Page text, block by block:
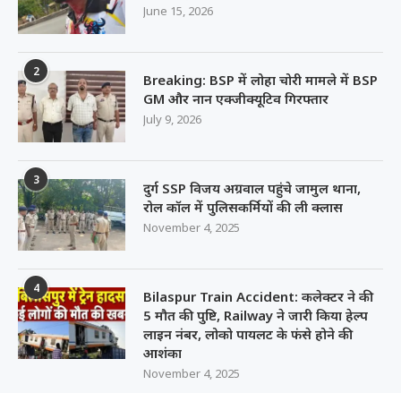
June 15, 2026
2
Breaking: BSP में लोहा चोरी मामले में BSP
GM और नान एक्जीक्यूटिव गिरफ्तार
July 9, 2026
3
दुर्ग SSP विजय अग्रवाल पहुंचे जामुल थाना,
रोल कॉल में पुलिसकर्मियों की ली क्लास
November 4, 2025
4
Bilaspur Train Accident: कलेक्टर ने की
5 मौत की पुष्टि, Railway ने जारी किया हेल्प
लाइन नंबर, लोको पायलट के फंसे होने की
आशंका
November 4, 2025